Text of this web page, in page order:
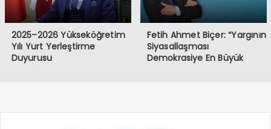
2025–2026 Yükseköğretim
Yılı Yurt Yerleştirme
Duyurusu
Fetih Ahmet Biçer: “Yargının
Siyasallaşması
Demokrasiye En Büyük